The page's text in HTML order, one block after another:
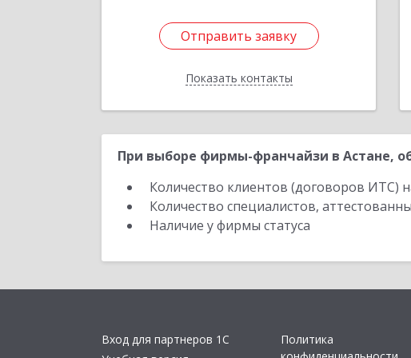
Отправить заявку
Показать контакты
Отправить заявку
Назад
При выборе фирмы-франчайзи в Астане,
Количество клиентов (договоров ИТС)
Количество специалистов,
Наличие у фирмы статуса
Вход для партнеров 1С
Политика